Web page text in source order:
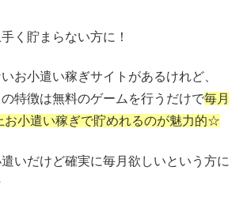
く貯まらない方に！
お小遣い稼ぎサイトがあるけれど、
の特徴は無料のゲームを行うだけで毎月
お小遣い稼ぎで貯めれるのが魅力的☆
いだけど確実に毎月欲しいという方に